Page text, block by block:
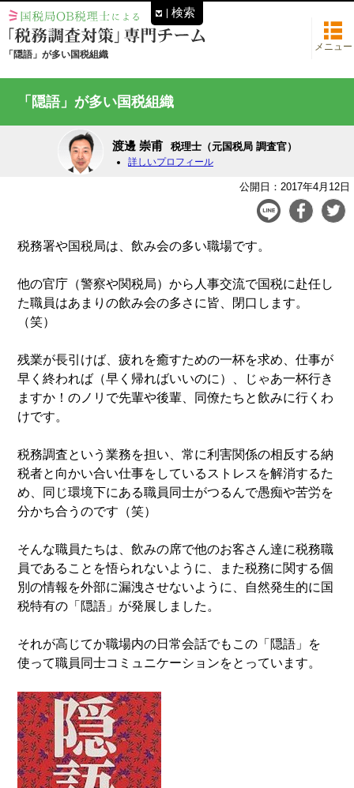
「隠語」が多い国税組織
メニュー
「隠語」が多い国税組織
渡邊 崇甫 税理士（元国税局 調査官）
詳しいプロフィール
公開日：2017年4月12日
税務署や国税局は、飲み会の多い職場です。
他の官庁（警察や関税局）から人事交流で国税に赴任し
た職員はあまりの飲み会の多さに皆、閉口します。
（笑）
残業が長引けば、疲れを癒すための一杯を求め、仕事が
早く終われば（早く帰ればいいのに）、じゃあ一杯行き
ますか！のノリで先輩や後輩、同僚たちと飲みに行くわ
けです。
税務調査という業務を担い、常に利害関係の相反する納
税者と向かい合い仕事をしているストレスを解消するた
め、同じ環境下にある職員同士がつるんで愚痴や苦労を
分かち合うのです（笑）
そんな職員たちは、飲みの席で他のお客さん達に税務職
員であることを悟られないように、また税務に関する個
別の情報を外部に漏洩させないように、自然発生的に国
税特有の「隠語」が発展しました。
それが高じてか職場内の日常会話でもこの「隠語」を
使って職員同士コミュニケーションをとっています。
検索